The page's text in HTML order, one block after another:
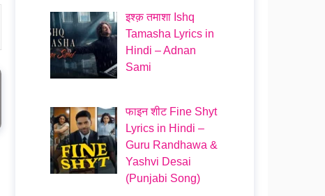
इश्क़ तमाशा Ishq
Tamasha Lyrics in
Hindi – Adnan
Sami
फाइन शीट Fine Shyt
Lyrics in Hindi –
Guru Randhawa &
Yashvi Desai
(Punjabi Song)